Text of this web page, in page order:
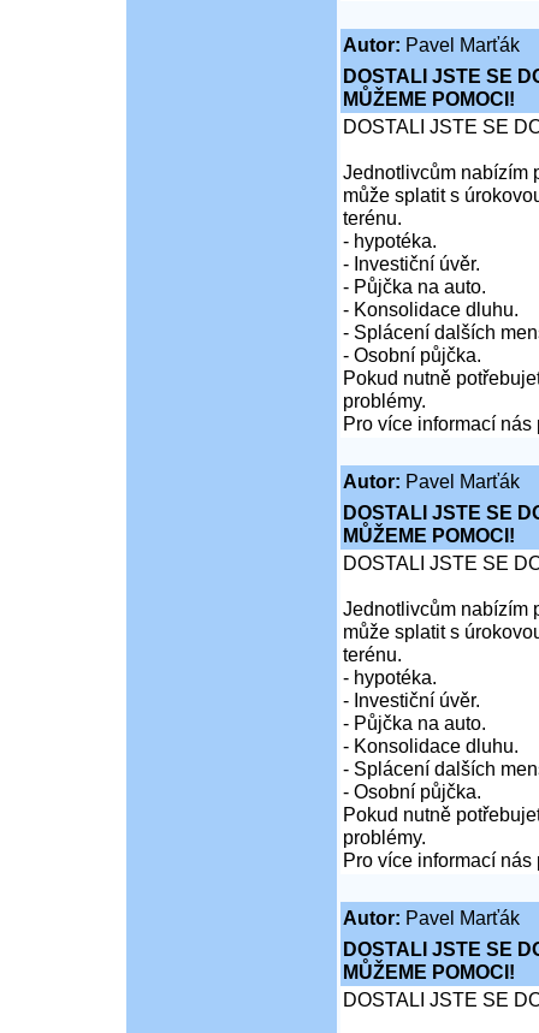
Autor: Pavel Marťák
DOSTALI JSTE SE
MŮŽEME POMOCI!
DOSTALI JSTE SE
Jednotlivcům nabízím
může splatit s
terénu.
- hypotéka.
- Investiční úvěr.
- Půjčka na auto.
- Konsolidace dluhu.
- Splácení dalších
- Osobní půjčka.
Pokud nutně
problémy.
Pro více informací nás
Autor: Pavel Marťák
DOSTALI JSTE SE
MŮŽEME POMOCI!
DOSTALI JSTE SE
Jednotlivcům nabízím
může splatit s
terénu.
- hypotéka.
- Investiční úvěr.
- Půjčka na auto.
- Konsolidace dluhu.
- Splácení dalších
- Osobní půjčka.
Pokud nutně
problémy.
Pro více informací nás
Autor: Pavel Marťák
DOSTALI JSTE SE
MŮŽEME POMOCI!
DOSTALI JSTE SE